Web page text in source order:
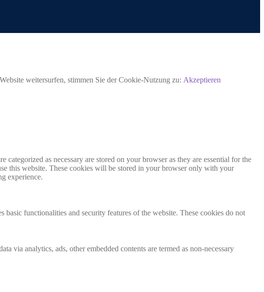
weitersurfen, stimmen Sie der Cookie-Nutzung zu: Akzeptieren
as necessary are stored on your browser as they are essential for the
this website. These cookies will be stored in your browser only with your
experience.
functionalities and security features of the website. These cookies do not
via analytics, ads, other embedded contents are termed as non-necessary